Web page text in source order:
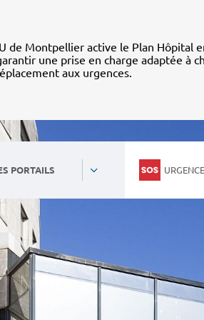
de Montpellier active le Plan Hôpital
une prise en charge adaptée à
aux urgences.
PORTAILS